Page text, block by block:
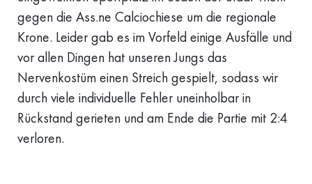
gegen die Ass.ne Calciochiese um die regionale
Krone. Leider gab es im Vorfeld einige Ausfälle und
vor allen Dingen hat unseren Jungs das
Nervenkostüm einen Streich gespielt, sodass wir
durch viele individuelle Fehler uneinholbar in
Rückstand gerieten und am Ende die Partie mit 2:4
verloren.